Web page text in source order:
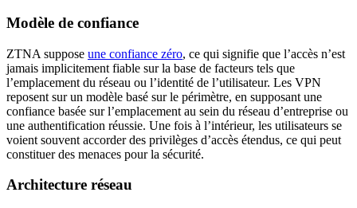
Modèle de confiance
ZTNA suppose une confiance zéro, ce qui signifie que l’accès n’est
jamais implicitement fiable sur la base de facteurs tels que
l’emplacement du réseau ou l’identité de l’utilisateur. Les VPN
reposent sur un modèle basé sur le périmètre, en supposant une
confiance basée sur l’emplacement au sein du réseau d’entreprise ou
une authentification réussie. Une fois à l’intérieur, les utilisateurs se
voient souvent accorder des privilèges d’accès étendus, ce qui peut
constituer des menaces pour la sécurité.
Architecture réseau